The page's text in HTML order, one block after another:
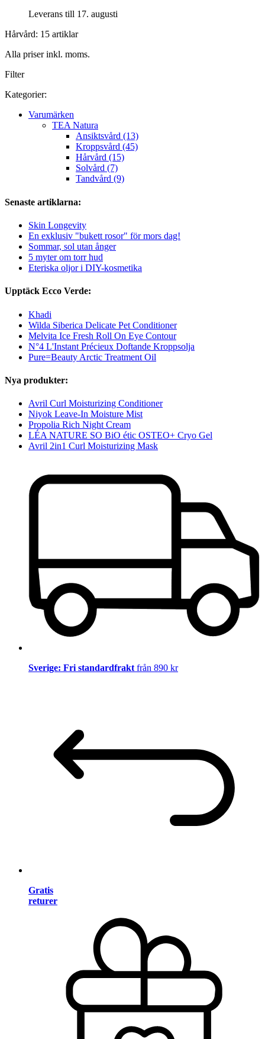
Leverans till 17. augusti
Hårvård: 15 artiklar
Alla priser inkl. moms.
Filter
Kategorier:
Varumärken
TEA Natura
Ansiktsvård (13)
Kroppsvård (45)
Hårvård (15)
Solvård (7)
Tandvård (9)
Senaste artiklarna:
Skin Longevity
En exklusiv "bukett rosor" för mors dag!
Sommar, sol utan ånger
5 myter om torr hud
Eteriska oljor i DIY-kosmetika
Upptäck Ecco Verde:
Khadi
Wilda Siberica Delicate Pet Conditioner
Melvita Ice Fresh Roll On Eye Contour
N°4 L'Instant Précieux Doftande Kroppsolja
Pure=Beauty Arctic Treatment Oil
Nya produkter:
Avril Curl Moisturizing Conditioner
Niyok Leave-In Moisture Mist
Propolia Rich Night Cream
LÉA NATURE SO BiO étic OSTEO+ Cryo Gel
Avril 2in1 Curl Moisturizing Mask
Sverige: Fri standardfraktfrån 890 kr
Gratis
returer